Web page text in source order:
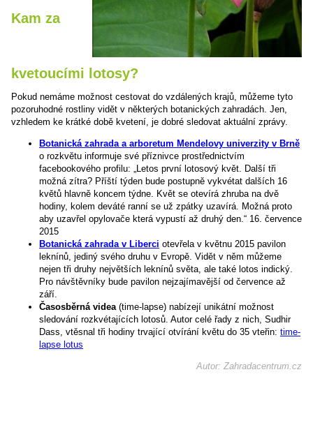
Kam za
kvetoucími lotosy?
Pokud nemáme možnost cestovat do vzdálených krajů, můžeme tyto
pozoruhodné rostliny vidět v některých botanických zahradách. Jen,
vzhledem ke krátké době kvetení, je dobré sledovat aktuální zprávy.
Botanická zahrada a arboretum Mendelovy univerzity v Brně
o rozkvětu informuje své příznivce prostřednictvím
facebookového profilu: „Letos první lotosový květ. Další tři
možná zítra? Příští týden bude postupně vykvétat dalších 16
květů hlavně koncem týdne. Květ se otevírá zhruba na dvě
hodiny, kolem deváté ranní se už zpátky uzavírá. Možná proto
aby uzavřel opylovače která vypustí až druhý den.“ 16. července
2015
Botanická zahrada v Liberci otevřela v květnu 2015 pavilon
leknínů, jediný svého druhu v Evropě. Vidět v něm můžeme
nejen tři druhy největších leknínů světa, ale také lotos indický.
Pro návštěvníky bude pavilon nejzajímavější od července až
září.
Časosběrná videa(time-lapse) nabízejí unikátní možnost
sledování rozkvétajících lotosů. Autor celé řady z nich, Sudhir
Dass, vtěsnal tři hodiny trvající otvírání květu do 35 vteřin: time-
lapse lotus
Autor: Zahradacentrum.cz